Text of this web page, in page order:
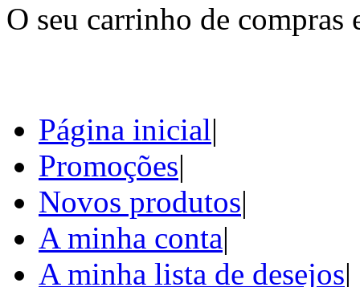
O seu carrinho de compras
Página inicial|
Promoções|
Novos produtos|
A minha conta|
A minha lista de desejos|